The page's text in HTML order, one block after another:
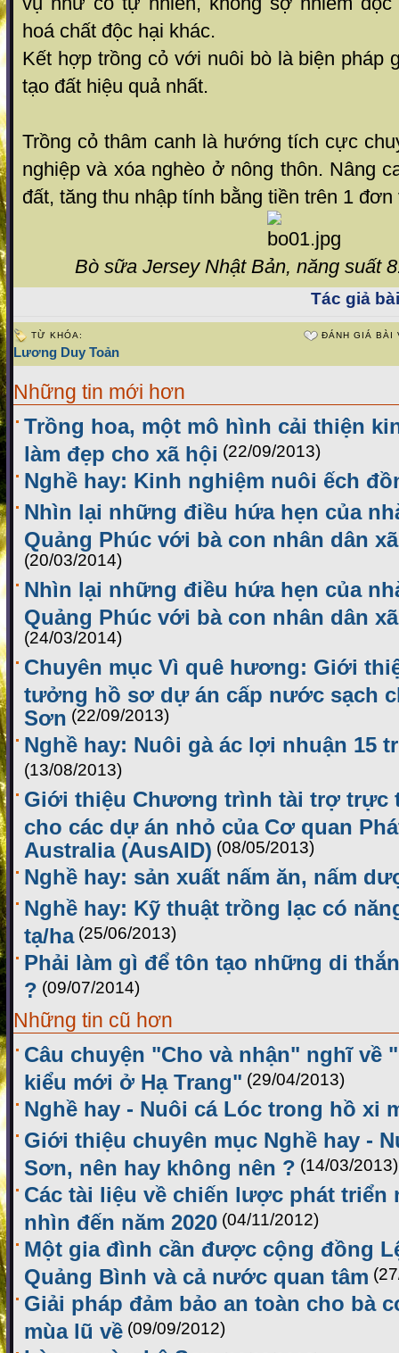
hoá chất độc hại khác.
Kết hợp trồng cỏ với nuôi bò là biện pháp
tạo đất hiệu quả nhất.
Trồng cỏ thâm canh là h­ướng tích cực
nghiệp và xóa nghèo ở nông thôn. Nâng
đất, tăng thu nhập tính bằng tiền trên 1
Bò sữa Jersey Nhật Bản, năng suất
Tác giả
TỪ KHÓA:
Lương Duy Toản
ĐÁNH GIÁ BÀI
Những tin mới hơn
Trồng hoa, một mô hình cải thiện
làm đẹp cho xã hội (22/09/2013)
Nghề hay: Kinh nghiệm nuôi ếch
Nhìn lại những điều hứa hẹn của
Quảng Phúc với bà con nhân dân
(20/03/2014)
Nhìn lại những điều hứa hẹn của
Quảng Phúc với bà con nhân dân
(24/03/2014)
Chuyên mục Vì quê hương: Giới
tưởng hồ sơ dự án cấp nước sạch
Sơn (22/09/2013)
Nghề hay: Nuôi gà ác lợi nhuận 15
(13/08/2013)
Giới thiệu Chương trình tài trợ trực
cho các dự án nhỏ của Cơ quan
Australia (AusAID) (08/05/2013)
Nghề hay: sản xuất nấm ăn, nấm
Nghề hay: Kỹ thuật trồng lạc có
tạ/ha (25/06/2013)
Phải làm gì để tôn tạo những di
? (09/07/2014)
Những tin cũ hơn
Câu chuyện "Cho và nhận" nghĩ về
kiểu mới ở Hạ Trang" (29/04/2013)
Nghề hay - Nuôi cá Lóc trong hồ xi
Giới thiệu chuyên mục Nghề hay -
Sơn, nên hay không nên ? (14/03/2013)
Các tài liệu về chiến lược phát triển
nhìn đến năm 2020 (04/11/2012)
Một gia đình cần được cộng đồng
Quảng Bình và cả nước quan tâm
Giải pháp đảm bảo an toàn cho bà
mùa lũ về (09/09/2012)